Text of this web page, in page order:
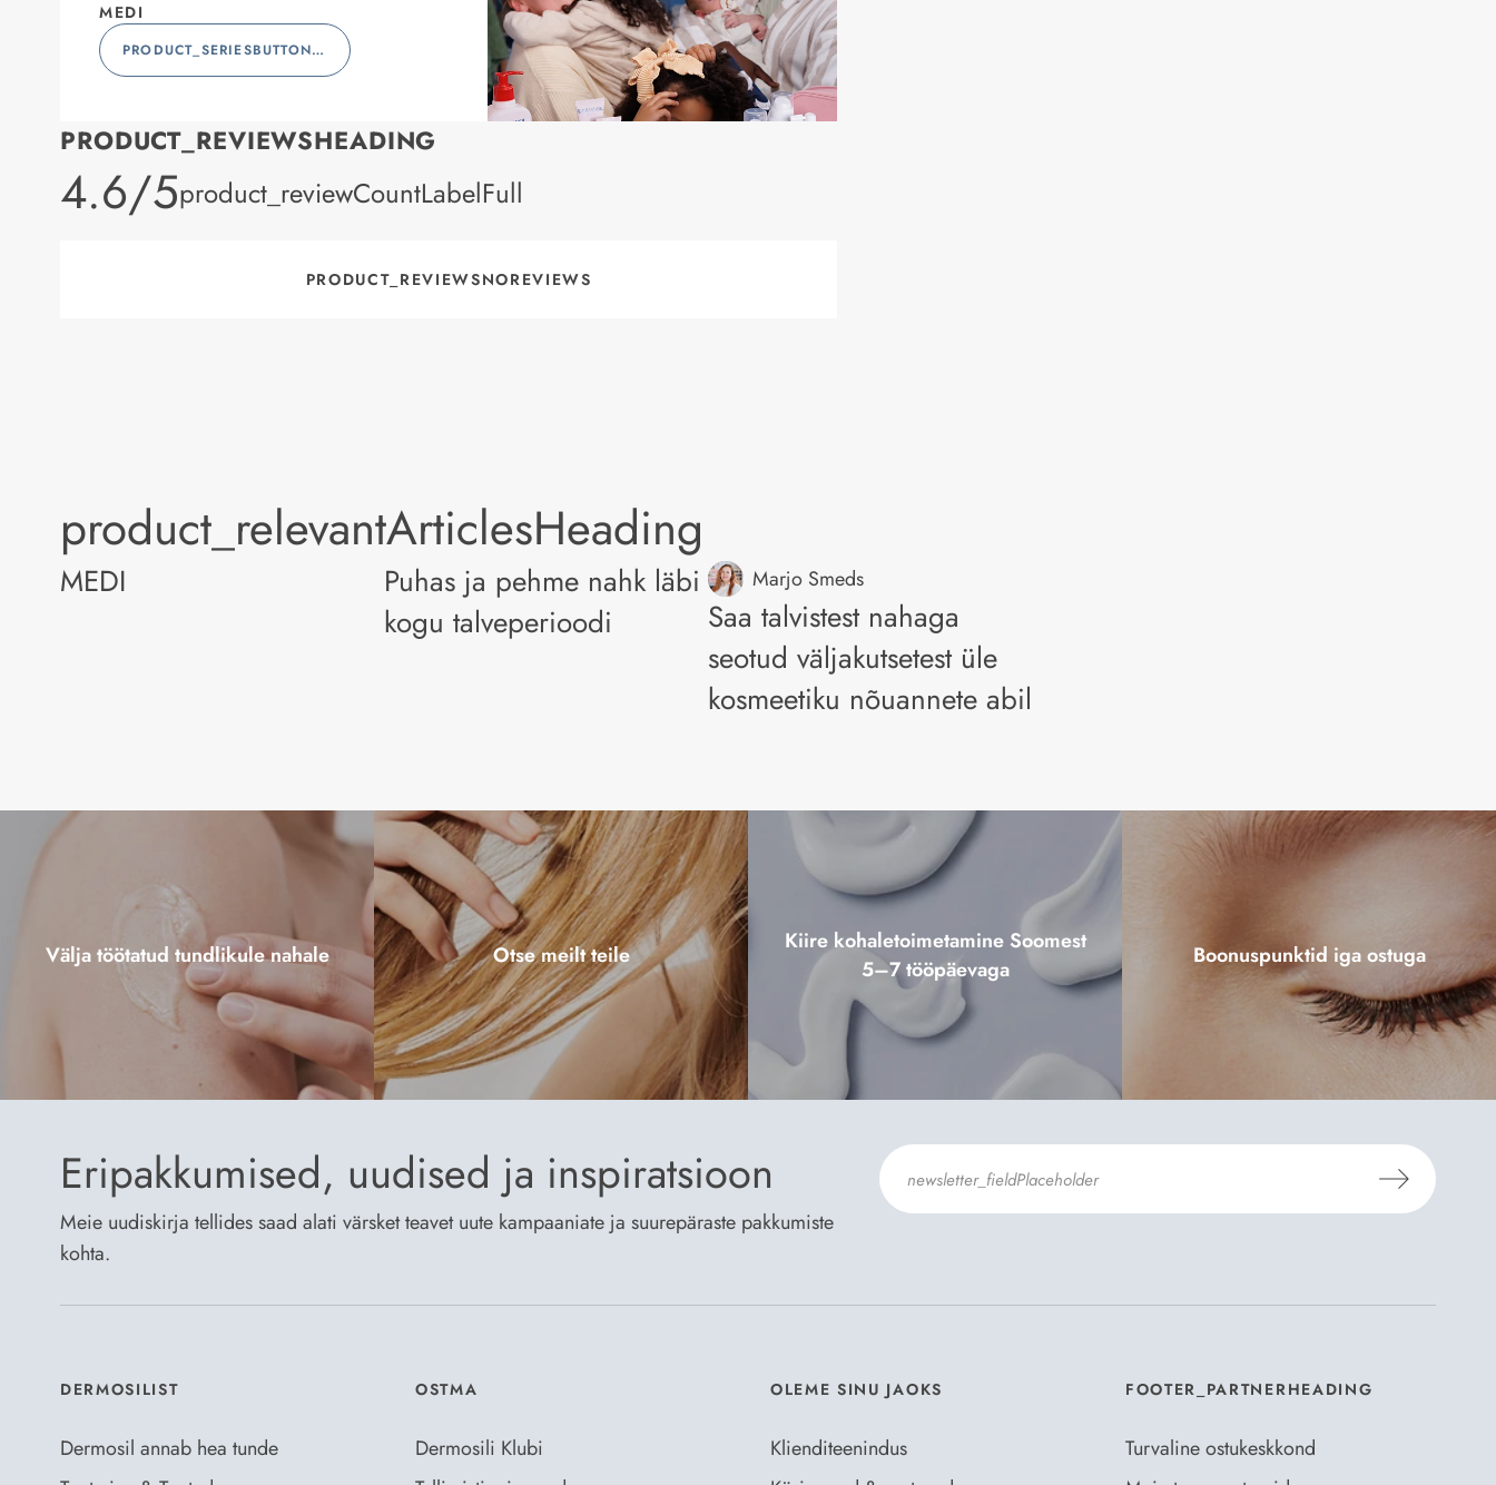
MEDI
PRODUCT_SERIESBUTTONLABEL
PRODUCT_REVIEWSHEADING
product_rating
4.6/5product_reviewCountLabelFull
PRODUCT_REVIEWSNOREVIEWS
product_relevantArticlesHeading
MEDI
Puhas ja pehme nahk läbi
kogu talveperioodi
Marjo Smeds
Saa talvistest nahaga
seotud väljakutsetest üle
kosmeetiku nõuannete abil
Välja töötatud tundlikule nahale Otse meilt teile
Kiire kohaletoimetamine Soomest
5–7 tööpäevaga
Boonuspunktid iga ostuga
Eripakkumised, uudised ja inspiratsioon
Meie uudiskirja tellides saad alati värsket teavet uute kampaaniate ja suurepäraste pakkumiste
kohta.
DERMOSILIST
Dermosil annab hea tunde
OSTMA
Dermosili Klubi
OLEME SINU JAOKS
Klienditeenindus
FOOTER_PARTNERHEADING
Turvaline ostukeskkond